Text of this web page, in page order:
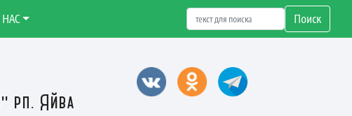
рп. Яйва
Поиск